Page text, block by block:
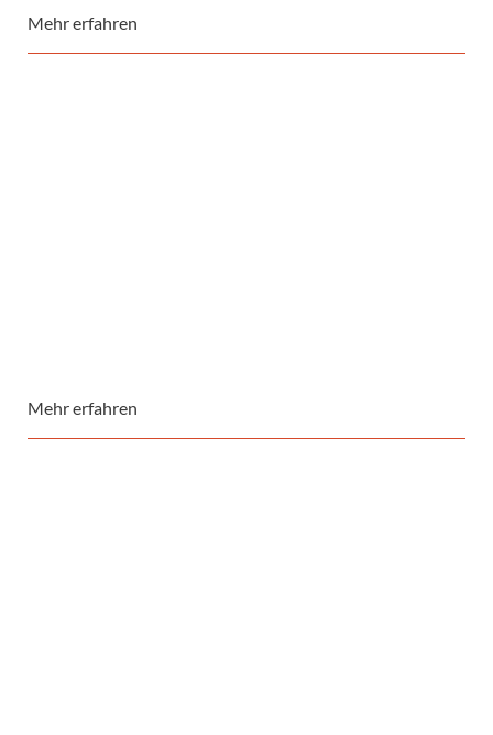
Mehr erfahren
Mehr erfahren